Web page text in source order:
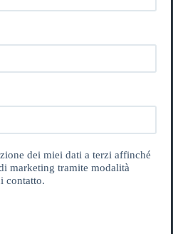
dei miei dati a terzi affinché
marketing tramite modalità
contatto.